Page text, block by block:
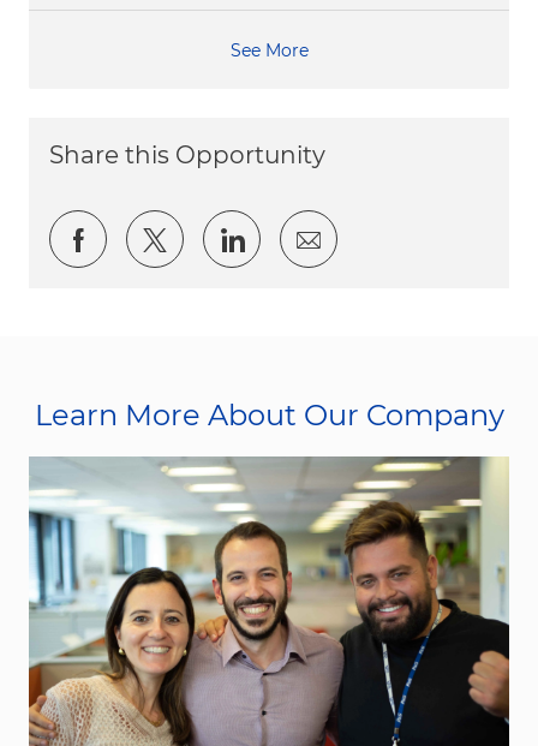
See More
Share this Opportunity
Share via Facebook
Share via twitter
Share via LinkedIn
Share via email
Learn More About Our Company